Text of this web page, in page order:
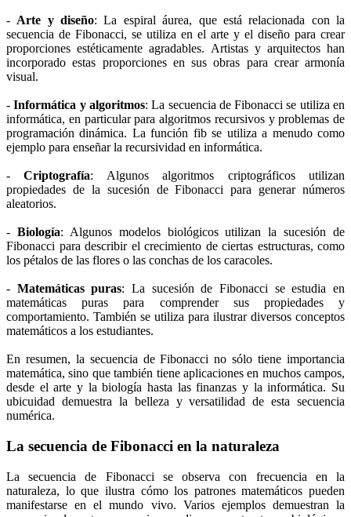
- Arte y diseño: La espiral áurea, que está relacionada con la
secuencia de Fibonacci, se utiliza en el arte y el diseño para crear
proporciones estéticamente agradables. Artistas y arquitectos han
incorporado estas proporciones en sus obras para crear armonía
visual.
-Informática y algoritmos: La secuencia de Fibonacci se utiliza en
informática, en particular para algoritmos recursivos y problemas de
programación dinámica. La función fib se utiliza a menudo como
ejemplo para enseñar la recursividad en informática.
-Criptografía: Algunos algoritmos criptográficos utilizan
propiedades de la sucesión de Fibonacci para generar números
aleatorios.
- Biología: Algunos modelos biológicos utilizan la sucesión de
Fibonacci para describir el crecimiento de ciertas estructuras, como
los pétalos de las flores o las conchas de los caracoles.
- Matemáticas puras: La sucesión de Fibonacci se estudia en
matemáticas puras para comprender sus propiedades y
comportamiento. También se utiliza para ilustrar diversos conceptos
matemáticos a los estudiantes.
En resumen, la secuencia de Fibonacci no sólo tiene importancia
matemática, sino que también tiene aplicaciones en muchos campos,
desde el arte y la biología hasta las finanzas y la informática. Su
ubicuidad demuestra la belleza y versatilidad de esta secuencia
numérica.
La secuencia de Fibonacci en la naturaleza
La secuencia de Fibonacci se observa con frecuencia en la
naturaleza, lo que ilustra cómo los patrones matemáticos pueden
manifestarse en el mundo vivo. Varios ejemplos demuestran la